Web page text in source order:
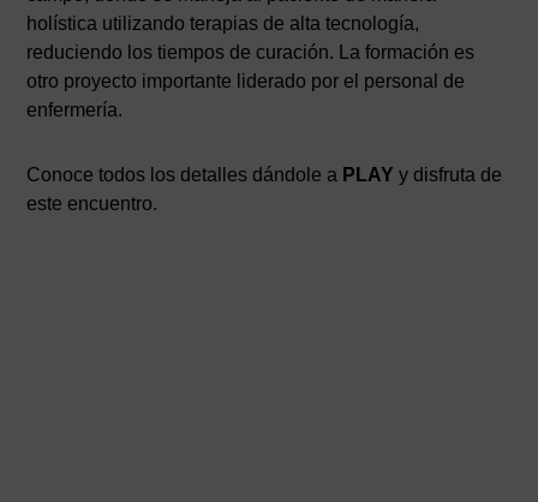
holística utilizando terapias de alta tecnología,
reduciendo los tiempos de curación. La formación es
otro proyecto importante liderado por el personal de
enfermería.
Conoce todos los detalles dándole a PLAY y disfruta de
este encuentro.